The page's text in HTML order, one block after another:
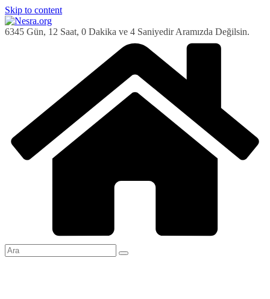
Skip to content
6345 Gün, 12 Saat, 0 Dakika ve 5 Saniyedir Aramızda Değilsin.